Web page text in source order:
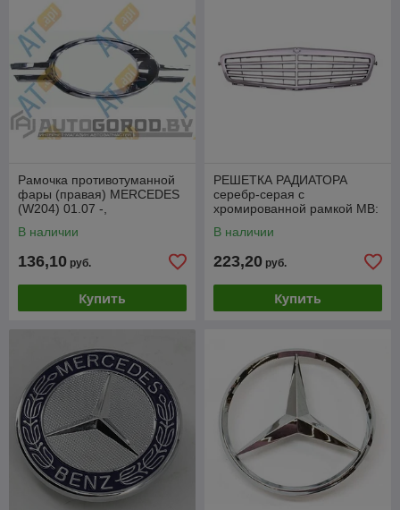
Рамочка противотуманной
фары (правая) MERCEDES
(W204) 01.07 -,
В наличии
136,10 руб.
Купить
РЕШЕТКА РАДИАТОРА
серебр-серая с
хромированной рамкой MB:
В наличии
223,20 руб.
Купить